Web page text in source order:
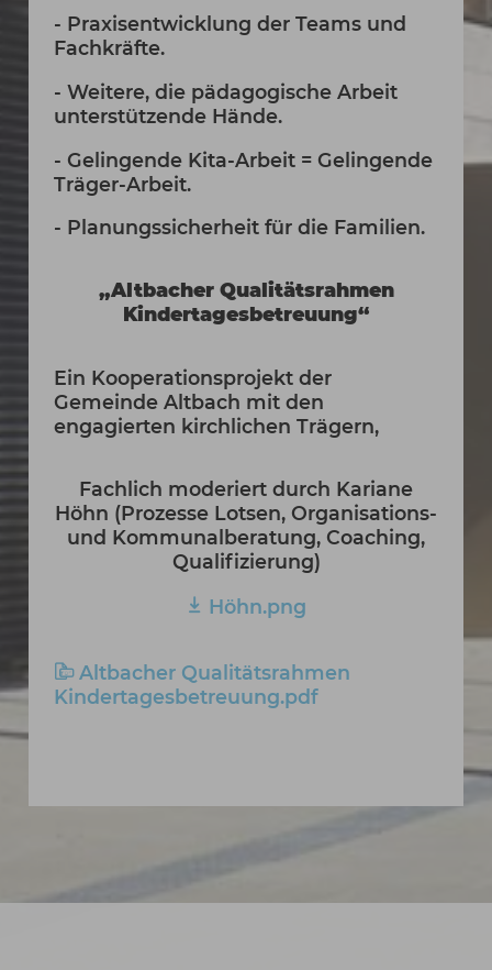
- Praxisentwicklung der Teams und
Fachkräfte.
- Weitere, die pädagogische Arbeit
unterstützende Hände.
- Gelingende Kita-Arbeit = Gelingende
Träger-Arbeit.
- Planungssicherheit für die Familien.
„Altbacher Qualitätsrahmen
Kindertagesbetreuung“
Ein Kooperationsprojekt der
Gemeinde Altbach mit den
engagierten kirchlichen Trägern,
Fachlich moderiert durch Kariane
Höhn (Prozesse Lotsen, Organisations-
und Kommunalberatung, Coaching,
Qualifizierung)
Höhn.png
Altbacher Qualitätsrahmen
Kindertagesbetreuung.pdf